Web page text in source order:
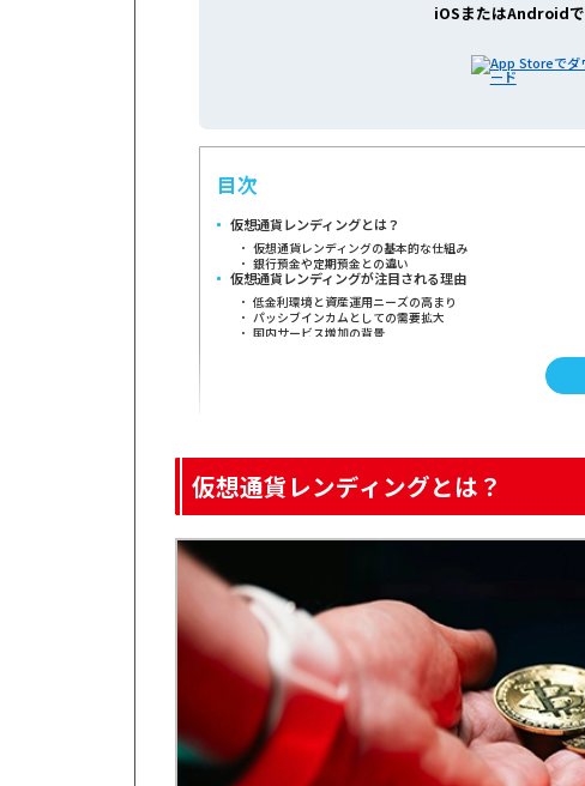
iOSまたはAndroidで
目次
仮想通貨レンディングとは？
仮想通貨レンディングの基本的な仕組み
銀行預金や定期預金との違い
仮想通貨レンディングが注目される理由
低金利環境と資産運用ニーズの高まり
パッシブインカムとしての需要拡大
国内サービス増加の背景
ロック期間による資金拘束
事業者リスクと安全性の問題
【比較】レンディングとステーキングの違い
リスク構造
OKJのレンディングが採用している仕組みと運用フロー
利回りの水準と他サービスとの比較
期間設定と運用条件の特徴
国内取引所としての安心性と規制面の特徴
FNCTの年率9.88％・180日レンディングプラン
既存プランとの違い
長期高利回りプランの特徴
提供開始の背景とユーザー需要
FNCTレンディングのおすすめ対象とFiNANCiEとの関係
仮想通貨レンディングの概要とOKJ新サービス｜まとめ
仮想通貨レンディングとは？